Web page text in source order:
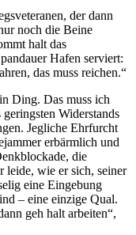
der dann
noch die Beine
halt das
Hafen serviert:
das muss reichen.“
Ding. Das muss ich
Widerstands
Jegliche Ehrfurcht
erbärmlich und
die
leide, wie er sich, seiner
eine Eingebung
– eine einzige Qual.
geh halt arbeiten“,